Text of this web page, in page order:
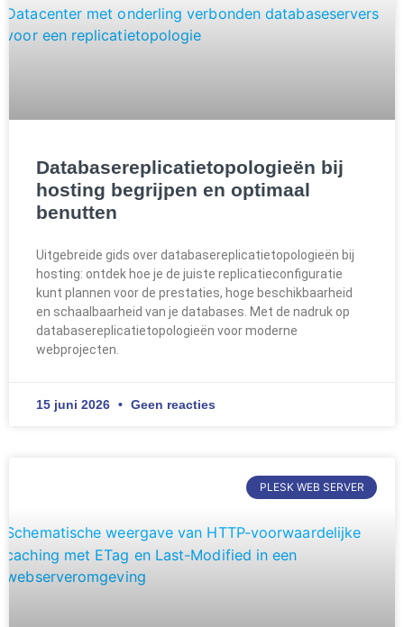
Databasereplicatietopologieën bij
hosting begrijpen en optimaal
benutten
Uitgebreide gids over databasereplicatietopologieën bij
hosting: ontdek hoe je de juiste replicatieconfiguratie
kunt plannen voor de prestaties, hoge beschikbaarheid
en schaalbaarheid van je databases. Met de nadruk op
databasereplicatietopologieën voor moderne
webprojecten.
15 juni 2026 Geen reacties
PLESK WEB SERVER